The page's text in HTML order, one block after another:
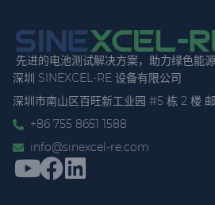
先进的电池测试解决方案，助力绿色能源
深圳 SINEXCEL-RE 设备有限公司
深圳市南山区百旺新工业园 #5 栋 2 楼
+86 755 8651 1588
info@sinexcel-re.com